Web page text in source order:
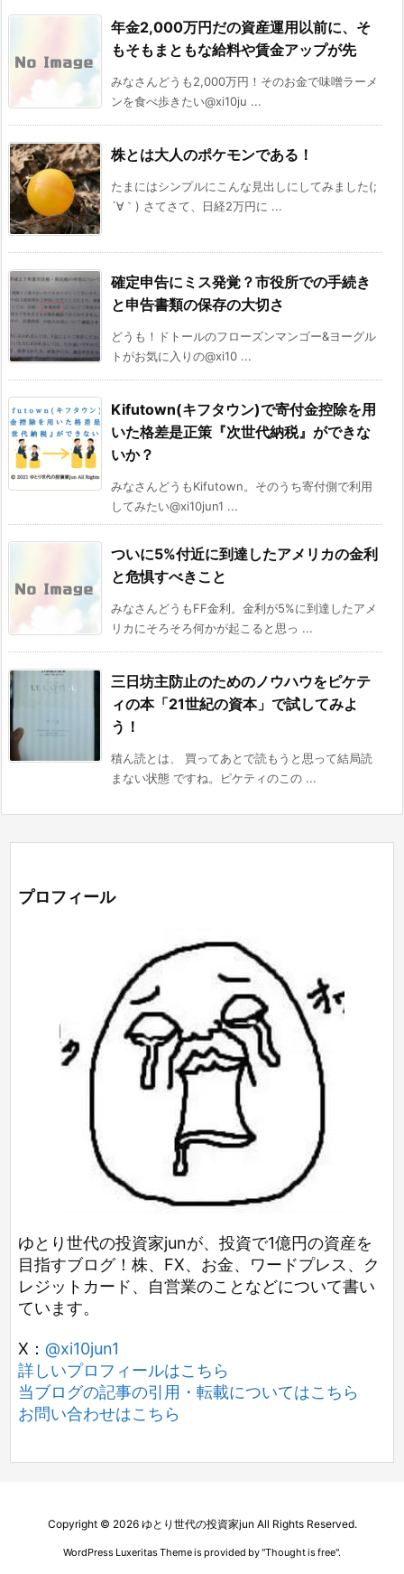
年金2,000万円だの資産運用以前に、そ
もそもまともな給料や賃金アップが先
みなさんどうも2,000万円！そのお金で味噌ラーメ
ンを食べ歩きたい@xi10ju ...
株とは大人のポケモンである！
たまにはシンプルにこんな見出しにしてみました(;
´∀｀) さてさて、日経2万円に ...
確定申告にミス発覚？市役所での手続き
と申告書類の保存の大切さ
どうも！ドトールのフローズンマンゴー&ヨーグル
トがお気に入りの@xi10 ...
Kifutown(キフタウン)で寄付金控除を用
いた格差是正策『次世代納税』ができな
いか？
みなさんどうもKifutown。そのうち寄付側で利用
してみたい@xi10jun1 ...
ついに5%付近に到達したアメリカの金利
と危惧すべきこと
みなさんどうもFF金利。金利が5%に到達したアメ
リカにそろそろ何かが起こると思っ ...
三日坊主防止のためのノウハウをピケテ
ィの本「21世紀の資本」で試してみよ
う！
積ん読とは、 買ってあとで読もうと思って結局読
まない状態 ですね。ピケティのこの ...
プロフィール
ゆとり世代の投資家junが、投資で1億円の資産を
目指すブログ！株、FX、お金、ワードプレス、ク
レジットカード、自営業のことなどについて書い
ています。
X： @xi10jun1
詳しいプロフィールはこちら
当ブログの記事の引用・転載についてはこちら
お問い合わせはこちら
Copyright © 2026 ゆとり世代の投資家jun All Rights Reserved.
WordPress Luxeritas Theme is provided by "Thought is free".